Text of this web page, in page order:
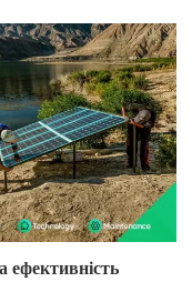
ефективність